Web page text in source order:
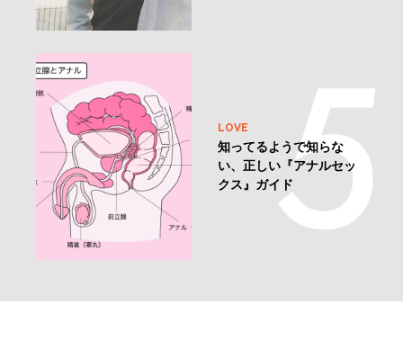
LOVE
知ってるようで知らな
い、正しい『アナルセッ
クス』ガイド